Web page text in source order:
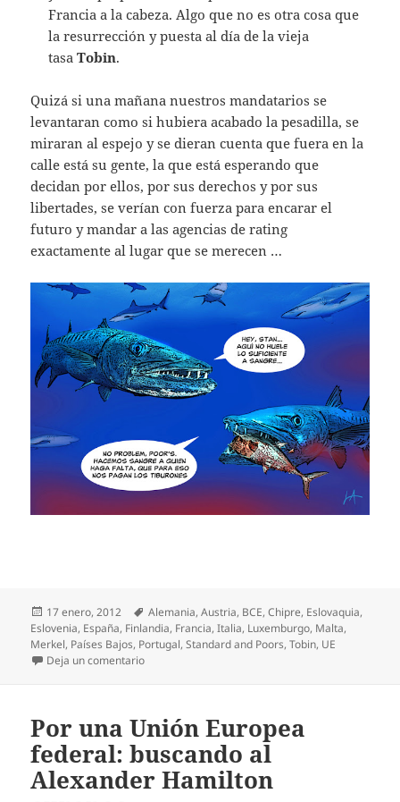
Francia a la cabeza. Algo que no es otra cosa que
la resurrección y puesta al día de la vieja
tasaTobin.
Quizá si una mañana nuestros mandatarios se
levantaran como si hubiera acabado la pesadilla, se
miraran al espejo y se dieran cuenta que fuera en la
calle está su gente, la que está esperando que
decidan por ellos, por sus derechos y por sus
libertades, se verían con fuerza para encarar el
futuro y mandar a las agencias de rating
exactamente al lugar que se merecen …
Publicado
el
17 enero, 2012 Etiquetas
Alemania,Austria, BCE,Chipre, Eslovaquia,
Eslovenia, España, Finlandia, Francia,Italia, Luxemburgo, Malta,
Merkel, Países Bajos, Portugal,Standard and Poors,Tobin, UE
Deja un comentarioen ¿Cómo acabar con el miedo al miedo? Las
Por una Unión Europea
federal: buscando al
Alexander Hamilton